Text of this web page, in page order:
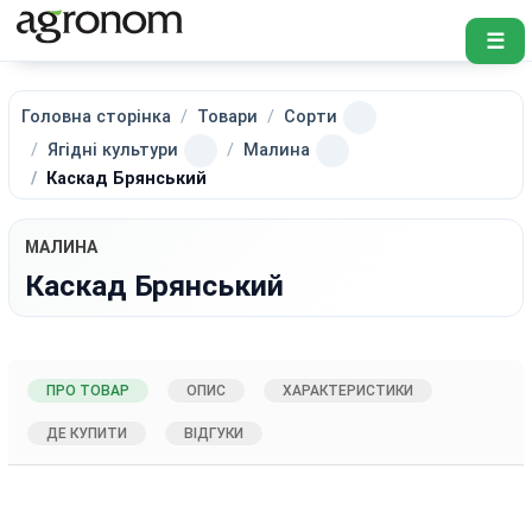
☰
Головна сторінка Товари
Сорти
Ягідні культури
Малина
Каскад Брянський
МАЛИНА
Каскад Брянський
ПРО ТОВАР ОПИС ХАРАКТЕРИСТИКИ
ДЕ КУПИТИ ВІДГУКИ